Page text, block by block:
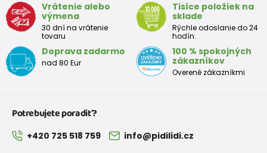
Vrátenie alebo
výmena
30 dní na vrátenie
tovaru
Tisíce položiek na
sklade
Rýchle odoslanie do 24
hodín.
Doprava zadarmo
nad 80 Eur
100 % spokojných
zákazníkov
Overené zákazníkmi
Potrebujete poradiť?
+420 725 518 759 info@pidilidi.cz